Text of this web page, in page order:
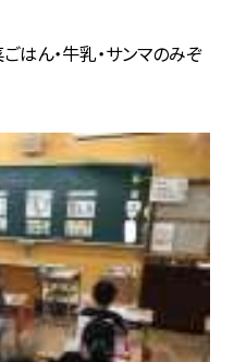
はん・牛乳・サンマのみぞ